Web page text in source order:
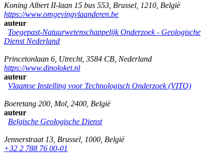
Koning Albert II-laan 15 bus 553 Brussel 1210 België
https://www.omgevingvlaanderen.be
auteur
Toegepast-Natuurwetenschappelijk Onderzoek - Geologische
Dienst Nederland
Princetonlaan 6 Utrecht, 3584 CB Nederland
https://www.dinoloket.nl
auteur
Vlaamse Instelling voor Technologisch Onderzoek (VITO)
Boeretang 200 Mol 2400 België
auteur
Belgische Geologische Dienst
Jennerstraat 13 Brussel 1000 België
+32 2 788 76 00-01